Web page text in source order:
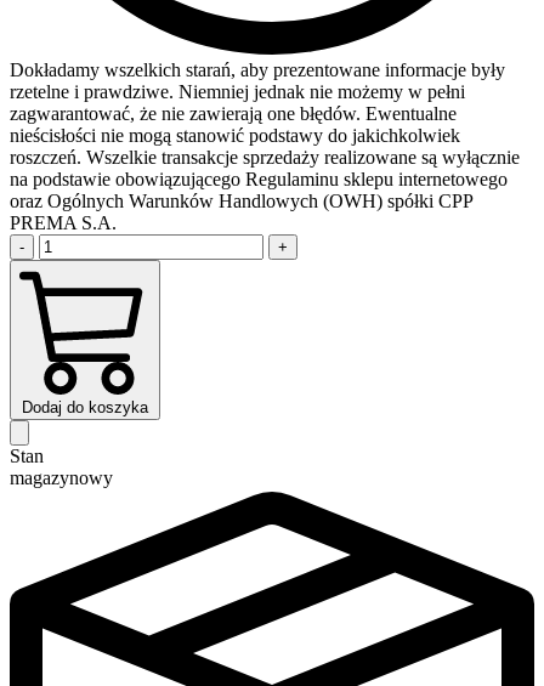
Dokładamy wszelkich starań, aby prezentowane informacje były
rzetelne i prawdziwe. Niemniej jednak nie możemy w pełni
zagwarantować, że nie zawierają one błędów. Ewentualne
nieścisłości nie mogą stanowić podstawy do jakichkolwiek
roszczeń. Wszelkie transakcje sprzedaży realizowane są wyłącznie
na podstawie obowiązującego Regulaminu sklepu internetowego
oraz Ogólnych Warunków Handlowych (OWH) spółki CPP
PREMA S.A.
- +
Dodaj do koszyka
Stan
magazynowy